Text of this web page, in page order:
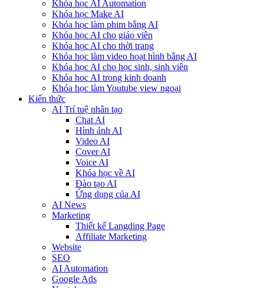
Khóa học AI Automation
Khóa học Make AI
Khóa học làm phim bằng AI
Khóa học AI cho giáo viên
Khóa học AI cho thời trang
Khóa học làm video hoạt hình bằng AI
Khóa học AI cho học sinh, sinh viên
Khóa hoc AI trong kinh doanh
Khóa học làm Youtube view ngoại
Kiến thức
AI Trí tuệ nhân tạo
Chat AI
Hình ảnh AI
Video AI
Cover AI
Voice AI
Khóa học về AI
Đào tạo AI
Ứng dụng của AI
AI News
Marketing
Thiết kế Langding Page
Affiliate Marketing
Website
SEO
AI Automation
Google Ads